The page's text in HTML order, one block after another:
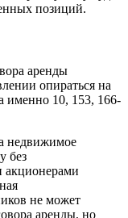
позиций.
аренды
опираться на
именно 10, 153, 166-
недвижимое
без
акционерами
не может
аренды, но